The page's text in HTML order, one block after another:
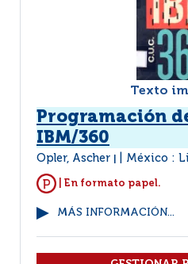
Texto
Programación
IBM/360
Opler, Ascher México :
| En formato papel.
MÁS INFORMACIÓN...